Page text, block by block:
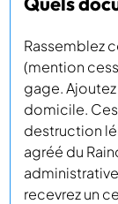
Rassemblez
(mention
gage.
domicile.
destruction
agréé du
recevrez un